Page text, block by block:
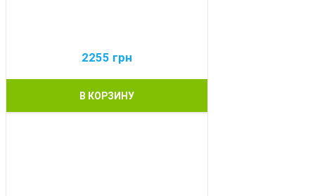
2255 грн
В КОРЗИНУ